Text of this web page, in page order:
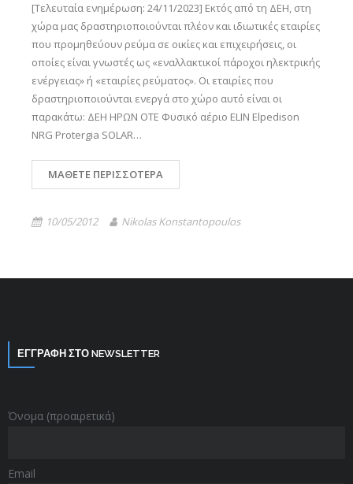
ΕΠΙΚΟΙΝΩΝΙΑ
[Τελευταία ενημέρωση: 24/11/2023] Εκτός από τη ΔΕΗ, στη
χώρα μας δραστηριοποιούνται πλέον και ιδιωτικές εταιρίες
που προμηθεύουν ρεύμα σε οικίες και επιχειρήσεις, οι
οποίες είναι γνωστές ως «εναλλακτικοί πάροχοι ηλεκτρικής
ενέργειας» ή «εταιρίες ρεύματος». Οι εταιρίες που
δραστηριοποιούνται ενεργά στο χώρο αυτό είναι οι
παρακάτω: ΔΕΗ ΗΡΩΝ ΟΤΕ Φυσικό αέριο ELIN Elpedison
NRG Protergia SOLAR…
ΜΆΘΕΤΕ ΠΕΡΙΣΣΌΤΕΡΑ
10/05/2012 Nikolas Konstantopoulos
ΕΓΓΡΑΦΗ ΣΤΟ NEWSLETTER
Όνομα (προαιρετικά)
Email